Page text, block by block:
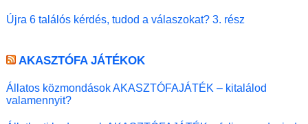
Újra 6 találós kérdés, tudod a válaszokat? 3. rész
AKASZTÓFA JÁTÉKOK
Állatos közmondások AKASZTÓFAJÁTÉK – kitalálod
valamennyit?